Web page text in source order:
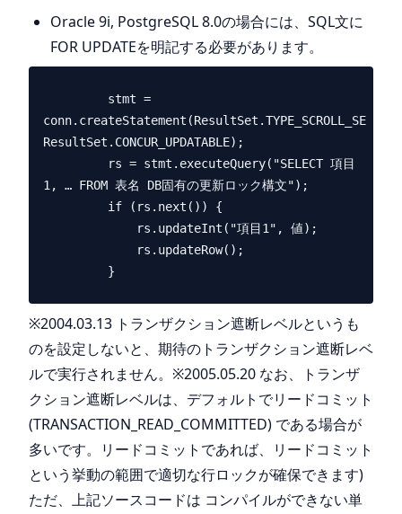
Oracle 9i, PostgreSQL 8.0の場合には、SQL文に
FOR UPDATEを明記する必要があります。
ResultSet.CONCUR_UPDATABLE);
1, … FROM 表名 DB固有の更新ロック構文");
※2004.03.13 トランザクション遮断レベルというも
のを設定しないと、期待のトランザクション遮断レベ
ルで実行されません。※2005.05.20 なお、トランザ
クション遮断レベルは、デフォルトでリードコミット
(TRANSACTION_READ_COMMITTED) である場合が
多いです。リードコミットであれば、リードコミット
という挙動の範囲で適切な行ロックが確保できます)
ただ、上記ソースコードは コンパイルができない単